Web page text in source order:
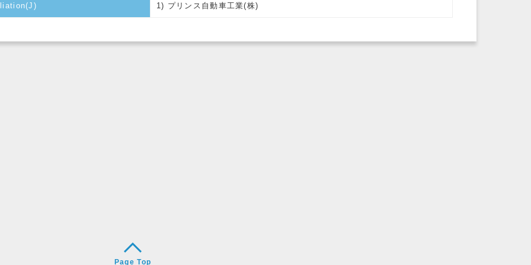
1) プリンス自動車工業(株)
Page Top